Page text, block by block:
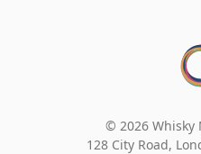
© 2026 Whisky
128 City Road,